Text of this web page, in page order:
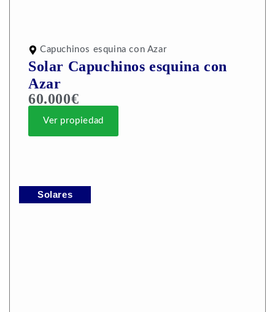
Capuchinos esquina con Azar
Solar Capuchinos esquina con
Azar
60.000€
Ver propiedad
Solares